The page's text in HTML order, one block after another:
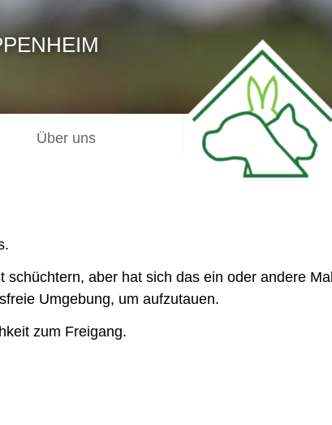
Über uns
schüchtern, aber hat sich das ein oder andere
Umgebung, um aufzutauen.
zum Freigang.